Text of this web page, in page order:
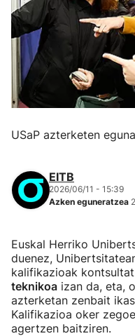
USaP azterketen
EITB
2026/06/11 - 15:39
Azken eguneratzea
Euskal Herriko
duenez,
kalifikazioak
teknikoa izan da, eta,
azterketan zenbait
Kalifikazioa oker
agertzen baitziren.